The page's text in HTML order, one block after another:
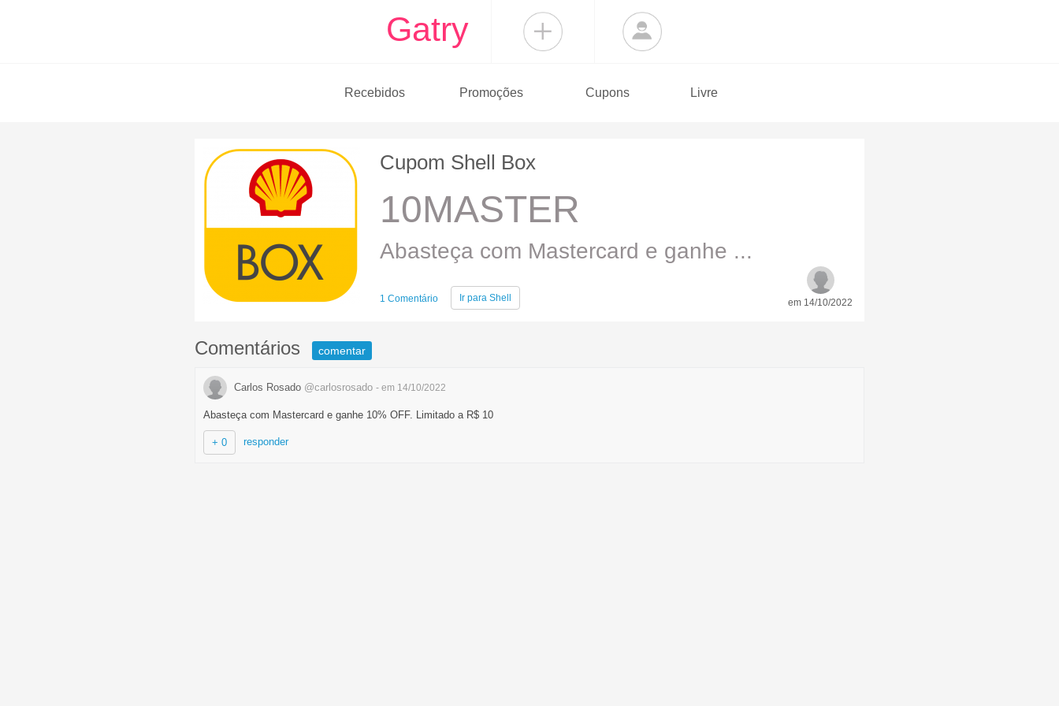
Gatry
Recebidos Promoções Cupons Livre
Cupom Shell Box
10MASTER
Abasteça com Mastercard e ganhe ...
1 Comentário Ir para Shell em 14/10/2022
Comentários comentar
Carlos Rosado @carlosrosado - em 14/10/2022
Abasteça com Mastercard e ganhe 10% OFF. Limitado a R$ 10
+ 0 responder